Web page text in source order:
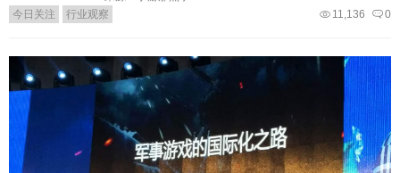
今日关注
行业观察 0
11,136